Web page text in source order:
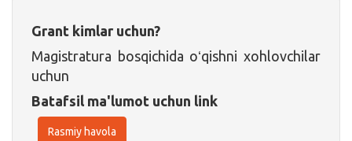
Grant kimlar uchun?
Magistratura bosqichida oʻqishni xohlovchilar
uchun
Batafsil ma'lumot uchun link
Rasmiy havola